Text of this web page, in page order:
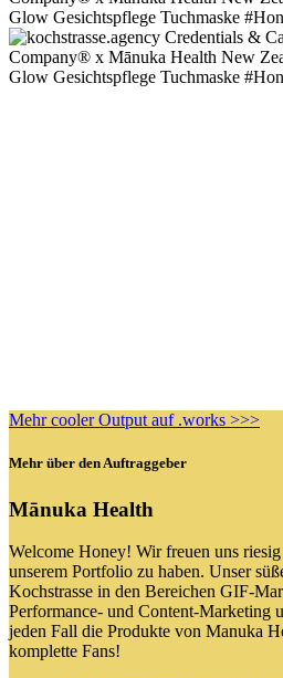
Mehr cooler Output auf .works >>>
Mehr über den Auftraggeber
Mānuka Health
Welcome Honey! Wir freuen uns
unserem Portfolio zu haben. Unser
Kochstrasse in den Bereichen GIF-
Performance- und Content-Marketing
jeden Fall die Produkte von Manuka
komplette Fans!